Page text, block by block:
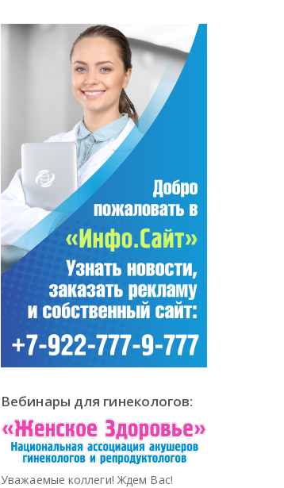
Вебинары для гинекологов:
Уважаемые коллеги! Ждем Вас!